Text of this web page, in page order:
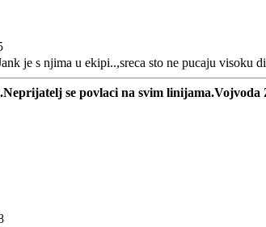
je s njima u ekipi..,sreca sto ne pucaju visoku
se povlaci na svim